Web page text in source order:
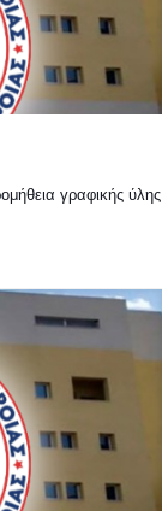
γραφικής ύλης